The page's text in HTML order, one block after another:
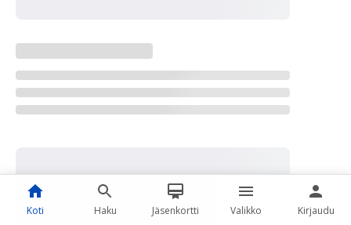
Koti Haku Jäsenkortti Valikko Kirjaudu